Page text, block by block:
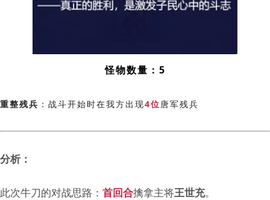
怪物数量：5
重整残兵 ：战斗开始时在我方出现4位唐军残兵
分析：
此次牛刀的对战思路： 首回合擒拿主将王世充。